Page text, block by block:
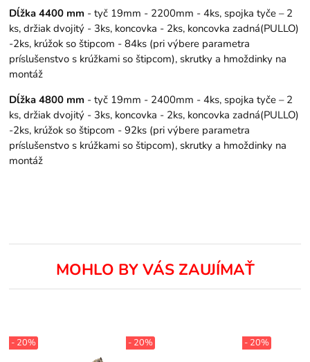
Dĺžka 4400 mm - tyč 19mm - 2200mm - 4ks, spojka tyče – 2
ks, držiak dvojitý - 3ks, koncovka - 2ks, koncovka zadná(PULLO)
-2ks, krúžok so štipcom - 84ks (pri výbere parametra
príslušenstvo s krúžkami so štipcom), skrutky a hmoždinky na
montáž
Dĺžka 4800 mm - tyč 19mm - 2400mm - 4ks, spojka tyče – 2
ks, držiak dvojitý - 3ks, koncovka - 2ks, koncovka zadná(PULLO)
-2ks, krúžok so štipcom - 92ks (pri výbere parametra
príslušenstvo s krúžkami so štipcom), skrutky a hmoždinky na
montáž
MOHLO BY VÁS ZAUJÍMAŤ
- 20% - 20% - 20%